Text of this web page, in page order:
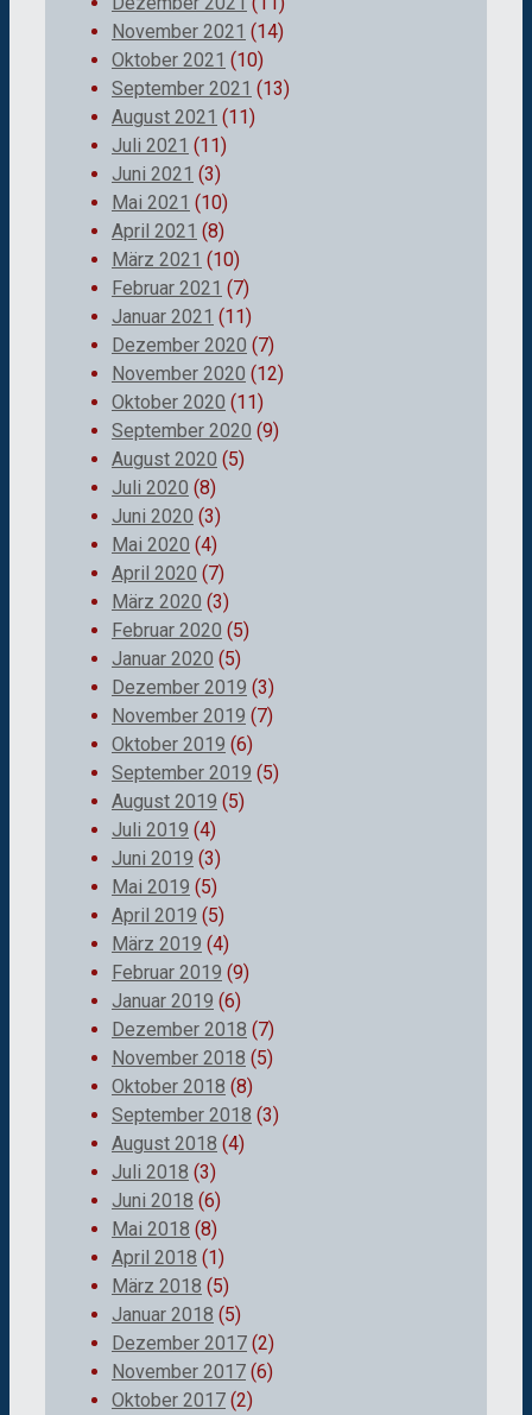
November 2021 (14)
Oktober 2021 (10)
September 2021 (13)
August 2021 (11)
Juli 2021 (11)
Juni 2021 (3)
Mai 2021 (10)
April 2021 (8)
März 2021 (10)
Februar 2021 (7)
Januar 2021 (11)
Dezember 2020 (7)
November 2020 (12)
Oktober 2020 (11)
September 2020 (9)
August 2020 (5)
Juli 2020 (8)
Juni 2020 (3)
Mai 2020 (4)
April 2020 (7)
März 2020 (3)
Februar 2020 (5)
Januar 2020 (5)
Dezember 2019 (3)
November 2019 (7)
Oktober 2019 (6)
September 2019 (5)
August 2019 (5)
Juli 2019 (4)
Juni 2019 (3)
Mai 2019 (5)
April 2019 (5)
März 2019 (4)
Februar 2019 (9)
Januar 2019 (6)
Dezember 2018 (7)
November 2018 (5)
Oktober 2018 (8)
September 2018 (3)
August 2018 (4)
Juli 2018 (3)
Juni 2018 (6)
Mai 2018 (8)
April 2018 (1)
März 2018 (5)
Januar 2018 (5)
Dezember 2017 (2)
November 2017 (6)
Oktober 2017 (2)